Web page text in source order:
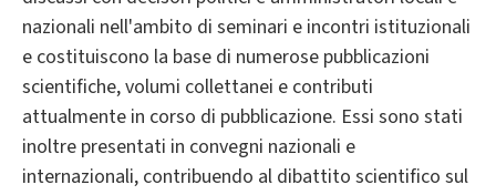
nazionali nell'ambito di seminari e incontri istituzionali
e costituiscono la base di numerose pubblicazioni
scientifiche, volumi collettanei e contributi
attualmente in corso di pubblicazione. Essi sono stati
inoltre presentati in convegni nazionali e
internazionali, contribuendo al dibattito scientifico sul